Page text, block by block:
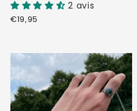
2 avis
€19,95